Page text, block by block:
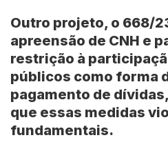
Outro projeto, o 668/
apreensão de CNH e
restrição à
públicos como forma
pagamento de
que essas medidas
fundamentais.